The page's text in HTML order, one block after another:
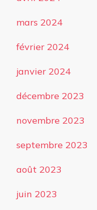
mars 2024
février 2024
janvier 2024
décembre 2023
novembre 2023
septembre 2023
août 2023
juin 2023